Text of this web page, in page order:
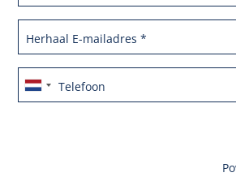
Herhaal E-mailadres *
Telefoon